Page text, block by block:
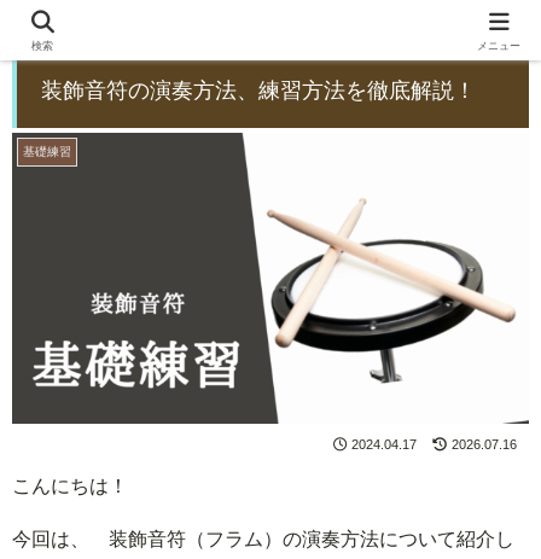
装飾音符の演奏方法、練習方法を徹底解説！
基礎練習
2024.04.17 2026.07.16
こんにちは！
今回は、 装飾音符（フラム）の演奏方法について紹介し
検索 メニュー